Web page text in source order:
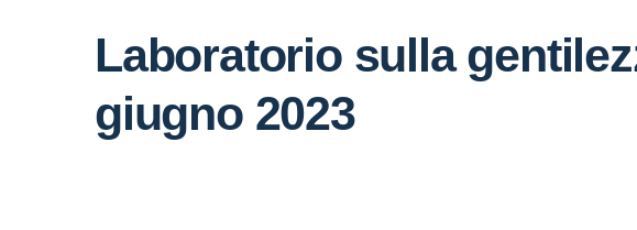
Laboratorio sulla
giugno 2023